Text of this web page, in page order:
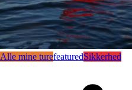
Alle mine turefeaturedSikkerhed